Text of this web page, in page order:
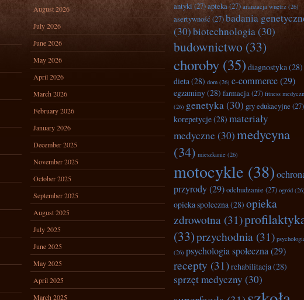
August 2026
July 2026
June 2026
May 2026
April 2026
March 2026
February 2026
January 2026
December 2025
November 2025
October 2025
September 2025
August 2025
July 2025
June 2025
May 2025
April 2025
March 2025
antyki(27)apteka(27) aranżacja wnętrz (26)
asertywność (27)badania
(30)biotechnologia(30)
budownictwo (33)
choroby (35) diagnostyka(28)
dieta(28) dom (26) e-commerce(29)
egzaminy(28) farmacja(27) fitness
(26) genetyka(30) gry edukacyjne (27)
korepetycje(28) materiały
medyczne (30)medycyna
(34) mieszkanie (26)
motocykle (38)
przyrody(29)odchudzanie (27) ogród (26)
opieka społeczna(28) opieka
zdrowotna (31)
(33)przychodnia (31)
(26) psychologia społeczna(29)
recepty (31)rehabilitacja(28)
sprzęt medyczny (30)